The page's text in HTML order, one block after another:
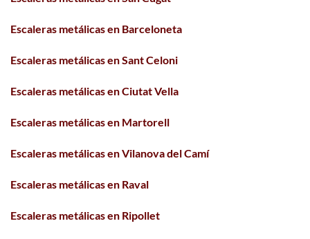
Escaleras metálicas en Barceloneta
Escaleras metálicas en Sant Celoni
Escaleras metálicas en Ciutat Vella
Escaleras metálicas en Martorell
Escaleras metálicas en Vilanova del Camí
Escaleras metálicas en Raval
Escaleras metálicas en Ripollet